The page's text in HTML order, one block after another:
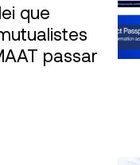
que
passar